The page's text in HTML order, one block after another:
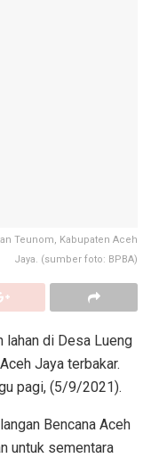
Teunom, Kabupaten Aceh
Jaya. (sumber foto: BPBA)
lahan di Desa Lueng
Jaya terbakar.
pagi, (5/9/2021).
Bencana Aceh
untuk sementara